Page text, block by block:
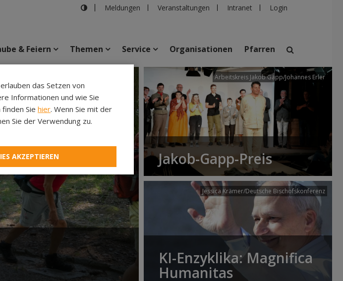
Meldungen Veranstaltungen Intranet Login
suchen
Veranstaltungen Personen Pfarren Einrichtungen
& Feiern Themen Service Organisationen Pfarren
Arbeitskreis Jakob Gapp/Johannes Erler
Jakob-Gapp-Preis
Jessica Krämer/Deutsche Bischofskonferenz
KI-Enzyklika: Magnifica
Humanitas
das Setzen von
Informationen und wie Sie
Sie hier. Wenn Sie mit der
Sie der Verwendung zu.
AKZEPTIEREN